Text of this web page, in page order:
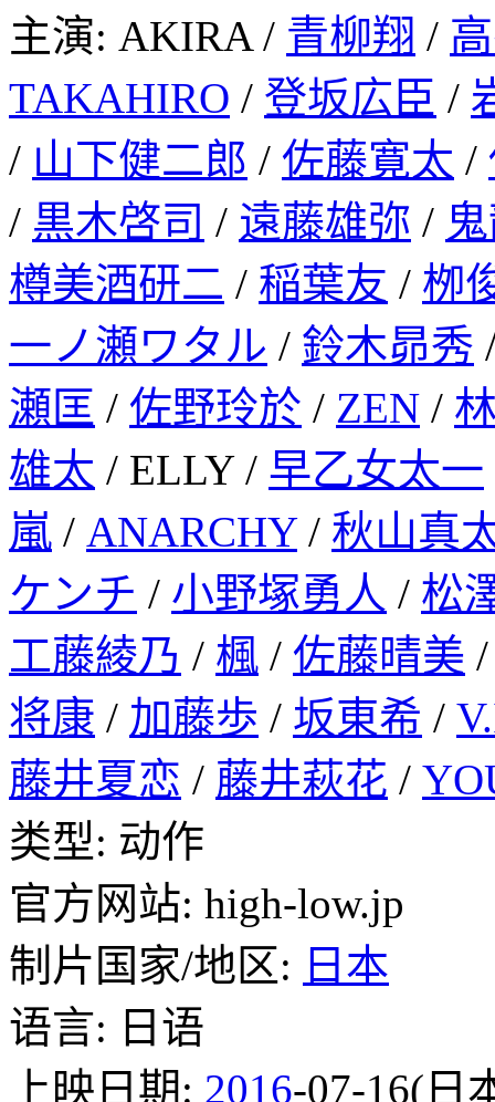
主演: AKIRA / 青柳翔 /
TAKAHIRO / 登坂広臣 /
/ 山下健二郎 / 佐藤寛太 /
/ 黒木啓司 / 遠藤雄弥 /
樽美酒研二 / 稲葉友 / 栁
一ノ瀬ワタル / 鈴木昴秀
瀬匡 / 佐野玲於 / ZEN /
雄太 / ELLY / 早乙女太一
嵐 / ANARCHY/ 秋山真
ケンチ / 小野塚勇人 / 松
工藤綾乃 / 楓 / 佐藤晴美
将康 / 加藤歩 / 坂東希 /
藤井夏恋 / 藤井萩花 /
类型: 动作
官方网站: high-low.jp
制片国家/地区: 日本
语言: 日语
上映日期: 2016-07-16(日